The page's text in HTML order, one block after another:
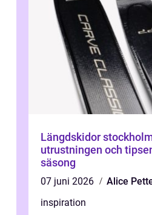
Längdskidor stockholm bästa
utrustningen och
säsong
07 juni 2026
Alice
inspiration